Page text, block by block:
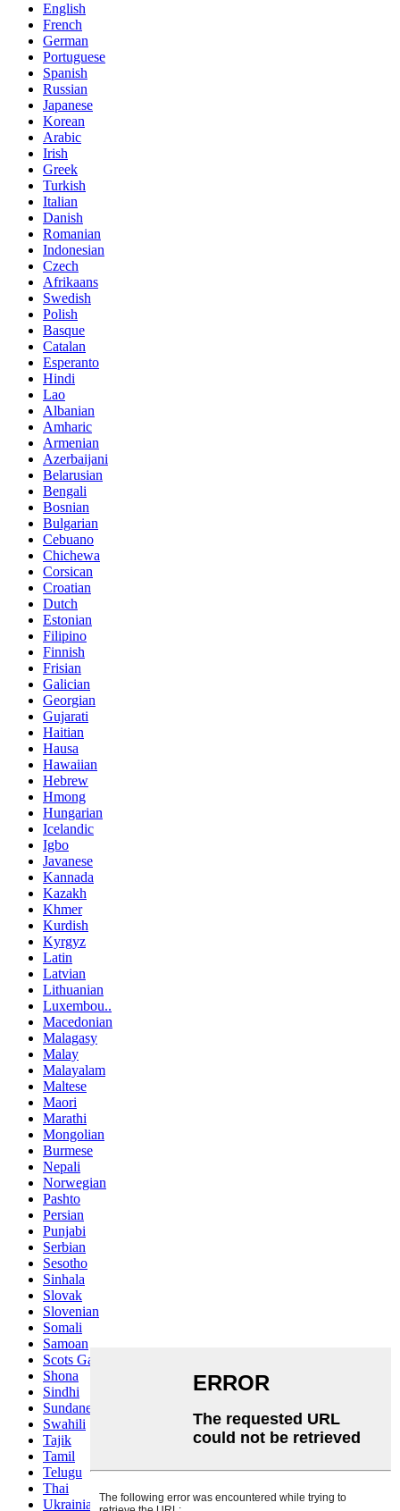
English
French
German
Portuguese
Spanish
Russian
Japanese
Korean
Arabic
Irish
Greek
Turkish
Italian
Danish
Romanian
Indonesian
Czech
Afrikaans
Swedish
Polish
Basque
Catalan
Esperanto
Hindi
Lao
Albanian
Amharic
Armenian
Azerbaijani
Belarusian
Bengali
Bosnian
Bulgarian
Cebuano
Chichewa
Corsican
Croatian
Dutch
Estonian
Filipino
Finnish
Frisian
Galician
Georgian
Gujarati
Haitian
Hausa
Hawaiian
Hebrew
Hmong
Hungarian
Icelandic
Igbo
Javanese
Kannada
Kazakh
Khmer
Kurdish
Kyrgyz
Latin
Latvian
Lithuanian
Luxembou..
Macedonian
Malagasy
Malay
Malayalam
Maltese
Maori
Marathi
Mongolian
Burmese
Nepali
Norwegian
Pashto
Persian
Punjabi
Serbian
Sesotho
Sinhala
Slovak
Slovenian
Somali
Samoan
Scots Gaelic
Shona
Sindhi
Sundanese
Swahili
Tajik
Tamil
Telugu
Thai
Ukrainian